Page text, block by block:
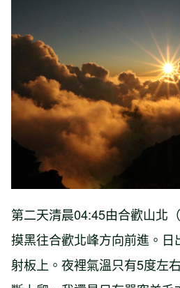
第二天清晨04:45由合歡山北
摸黑往合歡北峰方向前進。
射板上。夜裡氣溫只有5度左